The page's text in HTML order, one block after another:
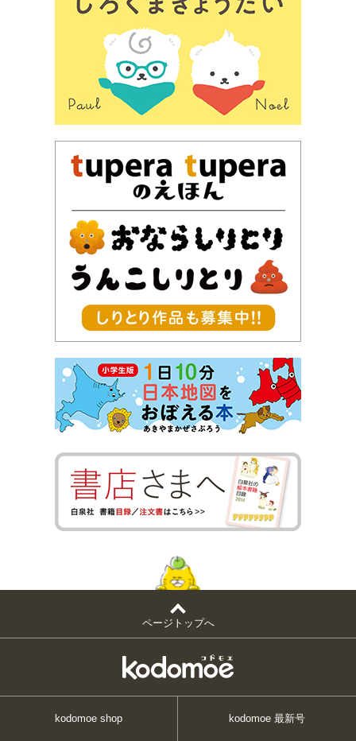
ページトップへ
kodomoe shop kodomoe 最新号